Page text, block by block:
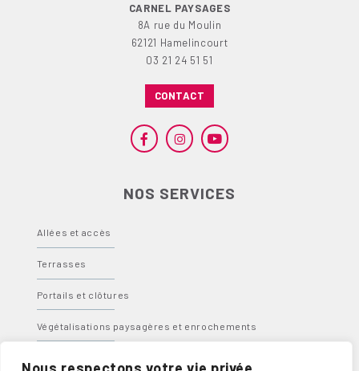
CARNEL PAYSAGES
8A rue du Moulin
62121 Hamelincourt
03 21 24 51 51
CONTACT
NOS SERVICES
Allées et accès
Terrasses
Portails et clôtures
Végétalisations paysagères et enrochements